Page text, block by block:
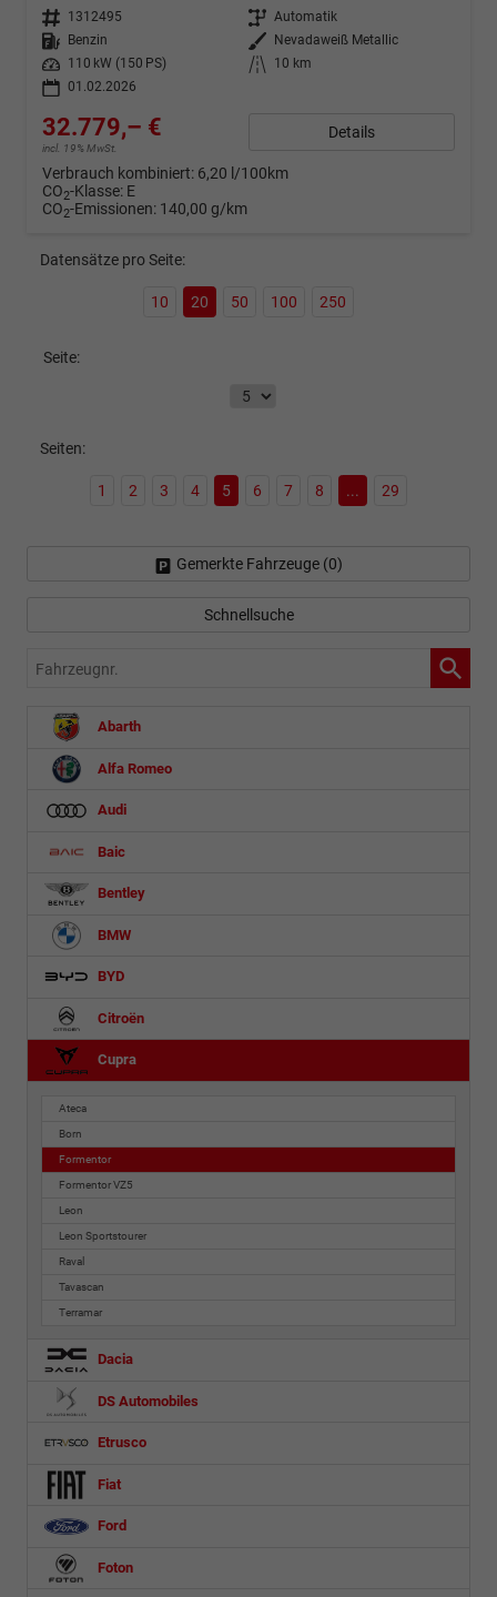
Fahrzeugnr. 1312495 Getriebe Automatik
Kraftstoff
Benzin Außenfarbe
Nevadaweiß Metallic
Leistung
110 kW (150 PS) Kilometerstand
10 km
01.02.2026
32.779,– €
incl. 19% MwSt.
Details
Verbrauch kombiniert: 6,20 l/100km
CO2-Klasse: E
CO2-Emissionen: 140,00 g/km
Datensätze pro Seite:
10 20 50 100 250
Seite:
Seiten:
1 2 3 4 5 6 7 8 ... 29
Gemerkte Fahrzeuge (0)
Schnellsuche
Fahrzeugnr.
Abarth
Alfa Romeo
Audi
Baic
Bentley
BMW
BYD
Citroën
Cupra
Ateca
Born
Formentor
Formentor VZ5
Leon
Leon Sportstourer
Raval
Tavascan
Terramar
Dacia
DS Automobiles
Etrusco
Fiat
Ford
Foton